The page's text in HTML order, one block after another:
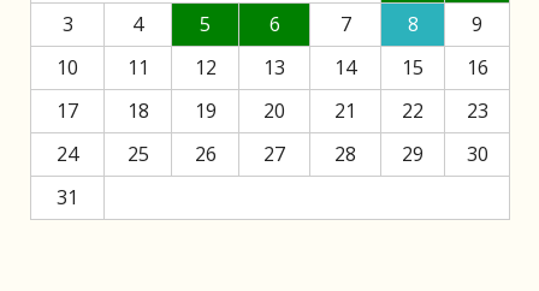
3
4 5 6 7 8
9
10
11 12 13 14 15
16
17
18 19 20 21 22
23
24
25 26 27 28 29
30
31